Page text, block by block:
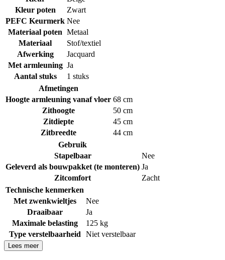
Kleur poten
Zwart
PEFC Keurmerk Nee
Materiaal poten Metaal
Materiaal
Stof/textiel
Afwerking
Jacquard
Met armleuning Ja
Aantal stuks
1 stuks
Afmetingen
Hoogte armleuning vanaf vloer 68 cm
Zithoogte
50 cm
Zitdiepte
45 cm
Zitbreedte
44 cm
Gebruik
Stapelbaar
Nee
Geleverd als bouwpakket (te monteren) Ja
Zitcomfort
Zacht
Technische kenmerken
Met zwenkwieltjes
Nee
Draaibaar
Ja
Maximale belasting
125 kg
Type verstelbaarheid
Niet verstelbaar
Lees meer